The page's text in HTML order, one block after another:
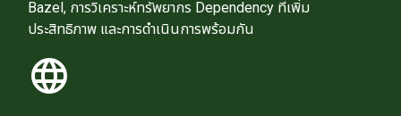
Bazel, การวิเคราะห์ทรัพยากร Dependency ที่เพิ่ม
ประสิทธิภาพ และการดำเนินการพร้อมกัน
language